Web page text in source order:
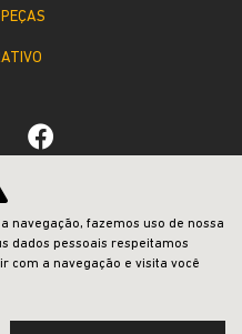
maior é a vida.
navegação, fazemos uso de nossa
dados pessoais respeitamos
com a navegação e visita você